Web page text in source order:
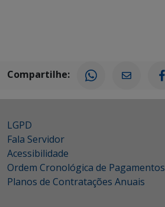
Compartilhe:
LGPD
Fala Servidor
Acessibilidade
Ordem Cronológica de Pagamentos
Planos de Contratações Anuais